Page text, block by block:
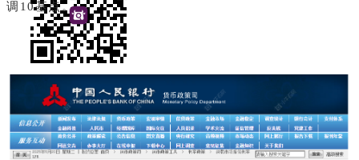
下载小牛看房APP
坚持真实房源
关于我们
调10基点。